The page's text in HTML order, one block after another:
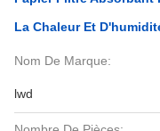
La Chaleur Et
Nom De Marque:
lwd